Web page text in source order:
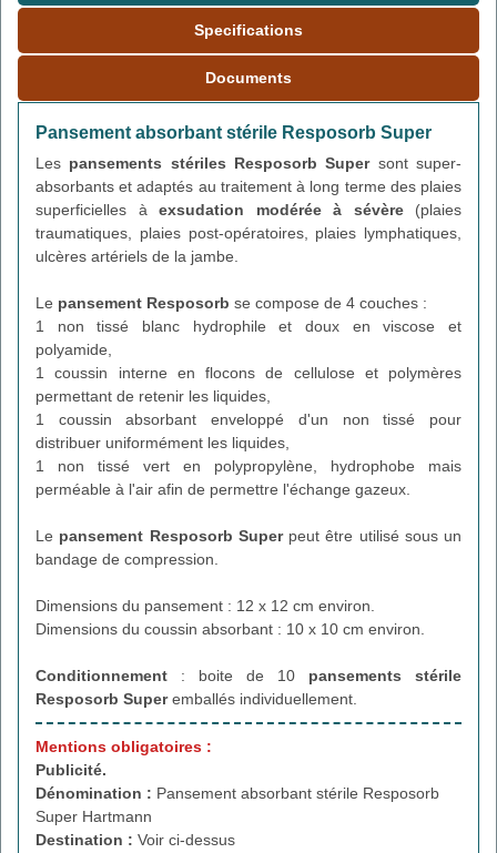
Specifications
Documents
Pansement absorbant stérile Resposorb Super
Les pansements stériles Resposorb Supersont super-
absorbants et adaptés au traitement à long terme des plaies
superficielles à exsudation modérée à sévère(plaies
traumatiques, plaies post-opératoires, plaies lymphatiques,
ulcères artériels de la jambe.
Le pansement Resposorb se compose de 4 couches :
1 non tissé blanc hydrophile et doux en viscose et
polyamide,
1 coussin interne en flocons de cellulose et polymères
permettant de retenir les liquides,
1 coussin absorbant enveloppé d'un non tissé pour
distribuer uniformément les liquides,
1 non tissé vert en polypropylène, hydrophobe mais
perméable à l'air afin de permettre l'échange gazeux.
Le pansement Resposorb Superpeut être utilisé sous un
bandage de compression.
Dimensions du pansement : 12 x 12 cm environ.
Dimensions du coussin absorbant : 10 x 10 cm environ.
Conditionnement : boite de 10 pansements stérile
Resposorb Superemballés individuellement.
Mentions obligatoires :
Publicité.
Dénomination : Pansement absorbant stérile Resposorb
Super Hartmann
Destination : Voir ci-dessus